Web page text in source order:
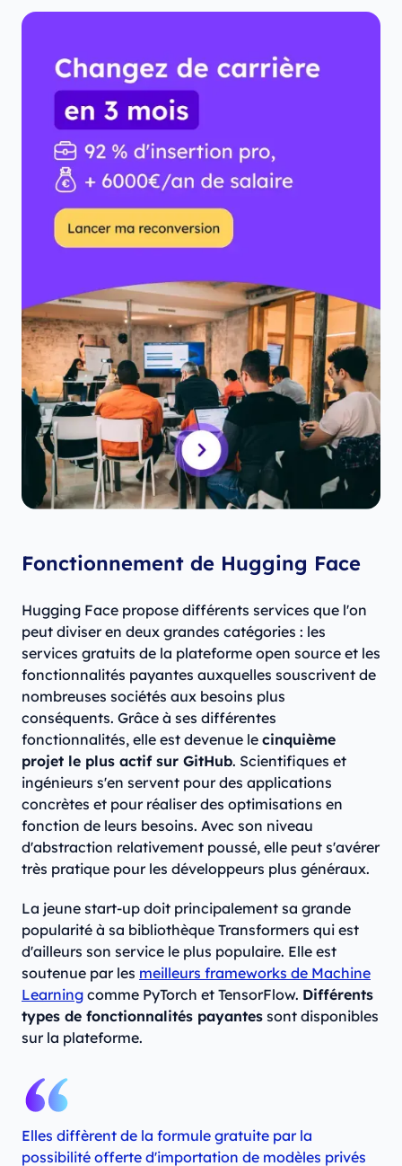
Fonctionnement de Hugging Face
Hugging Face propose différents services que l'on
peut diviser en deux grandes catégories : les
services gratuits de la plateforme open source et les
fonctionnalités payantes auxquelles souscrivent de
nombreuses sociétés aux besoins plus
conséquents. Grâce à ses différentes
fonctionnalités, elle est devenue le cinquième
projet le plus actif sur GitHub. Scientifiques et
ingénieurs s'en servent pour des applications
concrètes et pour réaliser des optimisations en
fonction de leurs besoins. Avec son niveau
d'abstraction relativement poussé, elle peut s'avérer
très pratique pour les développeurs plus généraux.
La jeune start-up doit principalement sa grande
popularité à sa bibliothèque Transformers qui est
d'ailleurs son service le plus populaire. Elle est
soutenue par les meilleurs frameworks de Machine
Learning comme PyTorch et TensorFlow. Différents
types de fonctionnalités payantes sont disponibles
sur la plateforme.
Elles diffèrent de la formule gratuite par la
possibilité offerte d'importation de modèles privés